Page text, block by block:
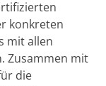
konkreten
mit allen
Zusammen mit
die